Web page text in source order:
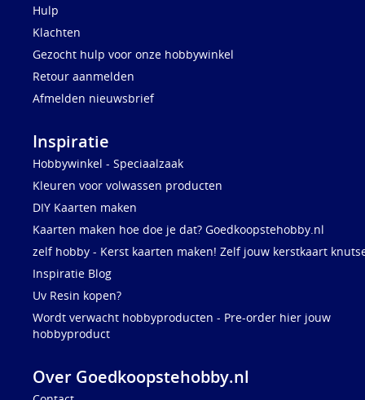
Hulp
Klachten
Gezocht hulp voor onze hobbywinkel
Retour aanmelden
Afmelden nieuwsbrief
Inspiratie
Hobbywinkel - Speciaalzaak
Kleuren voor volwassen producten
DIY Kaarten maken
Kaarten maken hoe doe je dat? Goedkoopstehobby.nl
zelf hobby - Kerst kaarten maken! Zelf jouw kerstkaart
Inspiratie Blog
Uv Resin kopen?
Wordt verwacht hobbyproducten - Pre-order hier jouw
hobbyproduct
Over Goedkoopstehobby.nl